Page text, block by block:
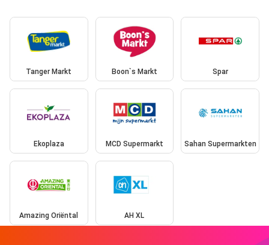
Tanger Markt Boon`s Markt Spar
Ekoplaza MCD Supermarkt Sahan Supermarkten
Amazing Oriëntal AH XL